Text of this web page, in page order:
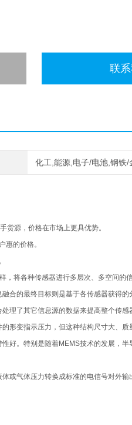
联
化工,能源,电子/电池,钢铁/
货源，价格在市场上更具优势。
惠的价格。
将各种传感器进行多层次、多空间的
合的最终目标则是基于各传感器获得的
理了其它信息源的数据来提高整个传感
形变指示压力，但这种结构尺寸大、
好。特别是随着MEMS技术的发展，半
或气体压力转换成标准的电信号对外输